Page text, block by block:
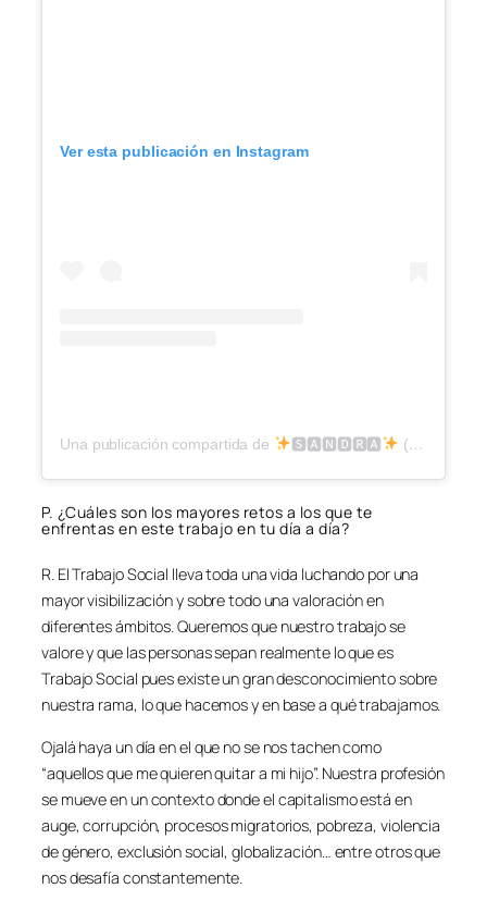
Ver esta publicación en Instagram
Una publicación compartida de 🆂🅰🅽🅳🆁🅰 (@saandraoff)
P. ¿Cuáles son los mayores retos a los que te
enfrentas en este trabajo en tu día a día?
R. El Trabajo Social lleva toda una vida luchando por una
mayor visibilización y sobre todo una valoración en
diferentes ámbitos. Queremos que nuestro trabajo se
valore y que las personas sepan realmente lo que es
Trabajo Social pues existe un gran desconocimiento sobre
nuestra rama, lo que hacemos y en base a qué trabajamos.
Ojalá haya un día en el que no se nos tachen como
“aquellos que me quieren quitar a mi hijo”. Nuestra profesión
se mueve en un contexto donde el capitalismo está en
auge, corrupción, procesos migratorios, pobreza, violencia
de género, exclusión social, globalización… entre otros que
nos desafía constantemente.